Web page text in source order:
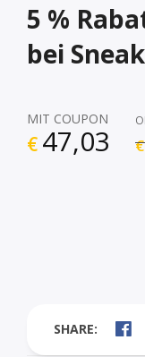
5 %
bei
MIT COUPON
€ 47,03 €
SHARE: